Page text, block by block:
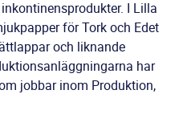
I Lilla
för Tork och Edet
och liknande
har
jobbar inom Produktion,